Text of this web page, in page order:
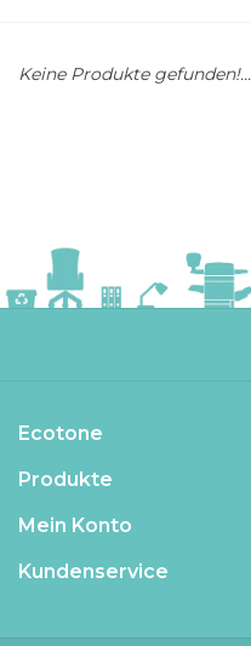
Keine Produkte gefunden!...
Ecotone
Produkte
Mein Konto
Kundenservice